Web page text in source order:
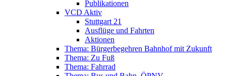
Publikationen
VCD Aktiv
Stuttgart 21
Ausflüge und Fahrten
Aktionen
Thema: Bürgerbegehren Bahnhof mit Zukunft
Thema: Zu Fuß
Thema: Fahrrad